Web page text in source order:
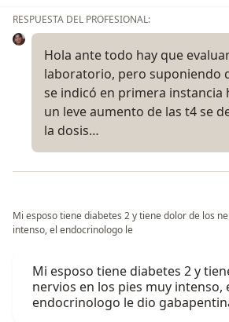
RESPUESTA DEL PROFESIONAL:
Hola ante todo hay que
laboratorio, pero suponiendo
se indicó en primera instancia
un leve aumento de las t4 se
la dosis…
Mi esposo tiene diabetes 2 y tiene dolor de los
intenso, el endocrinologo le
Mi esposo tiene diabetes 2 y
nervios en los pies muy intenso,
endocrinologo le dio